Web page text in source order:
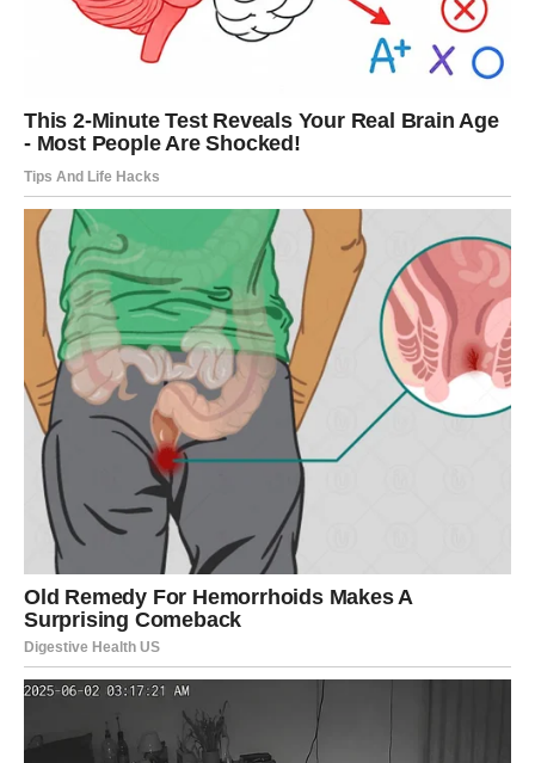
DJEVICA
Pred vama su dani tokom kojih ćete jasno vidjeti šta želite
od života.
Jedna odluka sada vam donosi mnogo više mira i
sigurnosti.
Intuicija vam pokazuje pravi put
Pred vama su veoma posebni trenuci.
VAGA
Vage ulaze u veoma romantičan i sudbinski period.
Drevna astrologija pokazuje da vas očekuje ljubav koja
mijenja pogled na život.